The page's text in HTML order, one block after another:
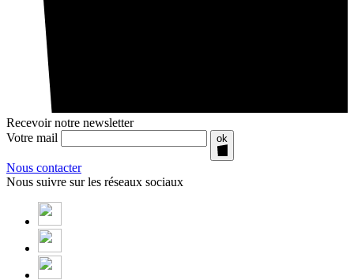
Recevoir notre newsletter
Votre mail
ok
Nous contacter
Nous suivre sur les réseaux sociaux